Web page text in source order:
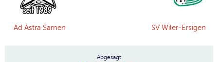
Ad Astra Sarnen SV Wiler-Ersigen
Abgesagt